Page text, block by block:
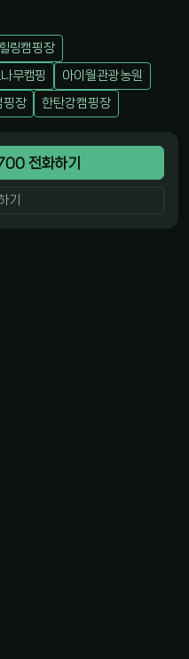
링캠핑장
무캠핑
아이월관광농원
핑장 한탄강캠핑장
전화하기
기